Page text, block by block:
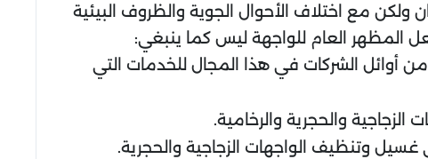
ولكن مع اختلاف الأحوال الجوية والظروف البيئية
المظهر العام للواجهة ليس كما ينبغي:
أوائل الشركات في هذا المجال للخدمات التي
والحجرية والرخامية.
وتنظيف الواجهات الزجاجية والحجرية.